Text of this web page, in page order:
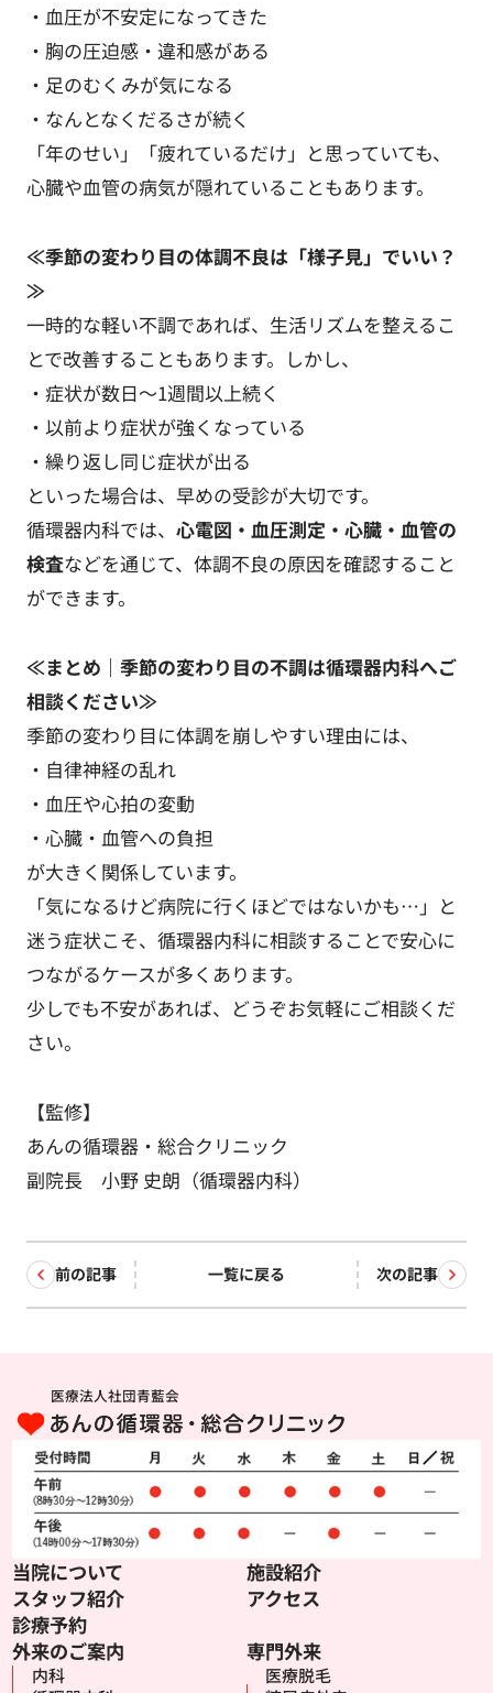
・血圧が不安定になってきた
・胸の圧迫感・違和感がある
・足のむくみが気になる
・なんとなくだるさが続く
「年のせい」「疲れているだけ」と思っていても、
心臓や血管の病気が隠れていることもあります。
≪季節の変わり目の体調不良は「様子見」でいい？
≫
一時的な軽い不調であれば、生活リズムを整えるこ
とで改善することもあります。しかし、
・症状が数日～1週間以上続く
・以前より症状が強くなっている
・繰り返し同じ症状が出る
といった場合は、早めの受診が大切です。
循環器内科では、 心電図・血圧測定・心臓・血管の
検査などを通じて、体調不良の原因を確認すること
ができます。
≪まとめ｜季節の変わり目の不調は循環器内科へご
相談ください≫
季節の変わり目に体調を崩しやすい理由には、
・自律神経の乱れ
・血圧や心拍の変動
・心臓・血管への負担
が大きく関係しています。
「気になるけど病院に行くほどではないかも…」と
迷う症状こそ、循環器内科に相談することで安心に
つながるケースが多くあります。
少しでも不安があれば、どうぞお気軽にご相談くだ
さい。
【監修】
あんの循環器・総合クリニック
副院長 小野 史朗（循環器内科）
前の記事 一覧に戻る 次の記事
医療法人社団青藍会
当院について
施設紹介
スタッフ紹介
アクセス
診療予約
外来のご案内
内科
専門外来
医療脱毛